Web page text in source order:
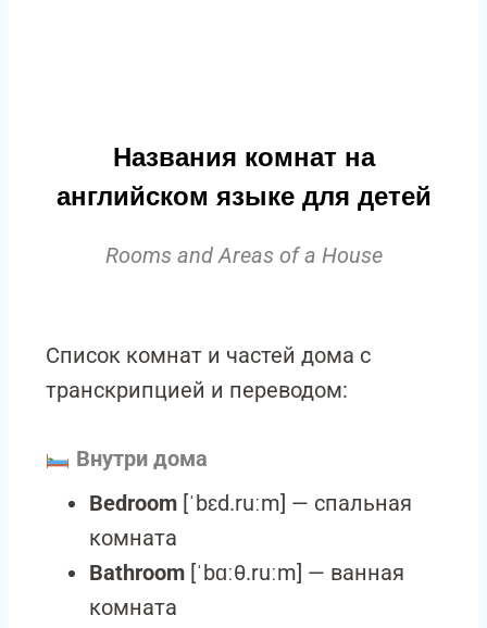
Названия комнат на
английском языке для детей
Rooms and Areas of a House
Cписок комнат и частей дома с
транскрипцией и переводом:
Внутри дома
Bedroom [ˈbɛd.ruːm] — спальная
комната
Bathroom [ˈbɑːθ.ruːm] — ванная
комната